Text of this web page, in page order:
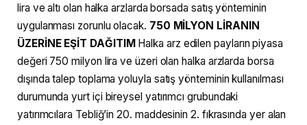
lira ve altı olan halka arzlarda borsada satış yönteminin
uygulanması zorunlu olacak. 750 MİLYON LİRANIN
ÜZERİNE EŞİT DAĞITIMHalka arz edilen payların piyasa
değeri 750 milyon lira ve üzeri olan halka arzlarda borsa
dışında talep toplama yoluyla satış yönteminin kullanılması
durumunda yurt içi bireysel yatırımcı grubundaki
yatırımcılara Tebliğ’in 20. maddesinin 2. fıkrasında yer alan